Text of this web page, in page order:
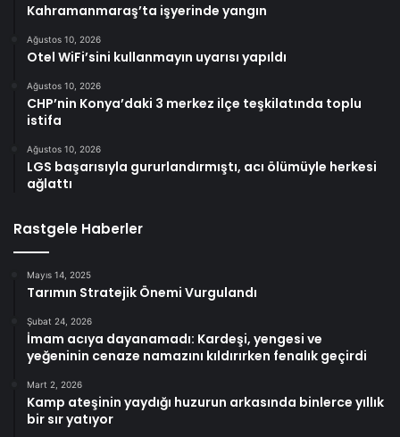
Kahramanmaraş’ta işyerinde yangın
Ağustos 10, 2026
Otel WiFi’sini kullanmayın uyarısı yapıldı
Ağustos 10, 2026
CHP’nin Konya’daki 3 merkez ilçe teşkilatında toplu
istifa
Ağustos 10, 2026
LGS başarısıyla gururlandırmıştı, acı ölümüyle herkesi
ağlattı
Rastgele Haberler
Mayıs 14, 2025
Tarımın Stratejik Önemi Vurgulandı
Şubat 24, 2026
İmam acıya dayanamadı: Kardeşi, yengesi ve
yeğeninin cenaze namazını kıldırırken fenalık geçirdi
Mart 2, 2026
Kamp ateşinin yaydığı huzurun arkasında binlerce yıllık
bir sır yatıyor